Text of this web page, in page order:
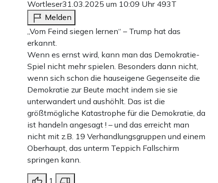
Wortleser31.03.2025 um 10:09 Uhr 493T
Melden
„Vom Feind siegen lernen“ – Trump hat das
erkannt.
Wenn es ernst wird, kann man das Demokratie-
Spiel nicht mehr spielen. Besonders dann nicht,
wenn sich schon die hauseigene Gegenseite die
Demokratie zur Beute macht indem sie sie
unterwandert und aushöhlt. Das ist die
größtmögliche Katastrophe für die Demokratie, da
ist handeln angesagt ! – und das erreicht man
nicht mit z.B. 19 Verhandlungsgruppen und einem
Oberhaupt, das unterm Teppich Fallschirm
springen kann.
1